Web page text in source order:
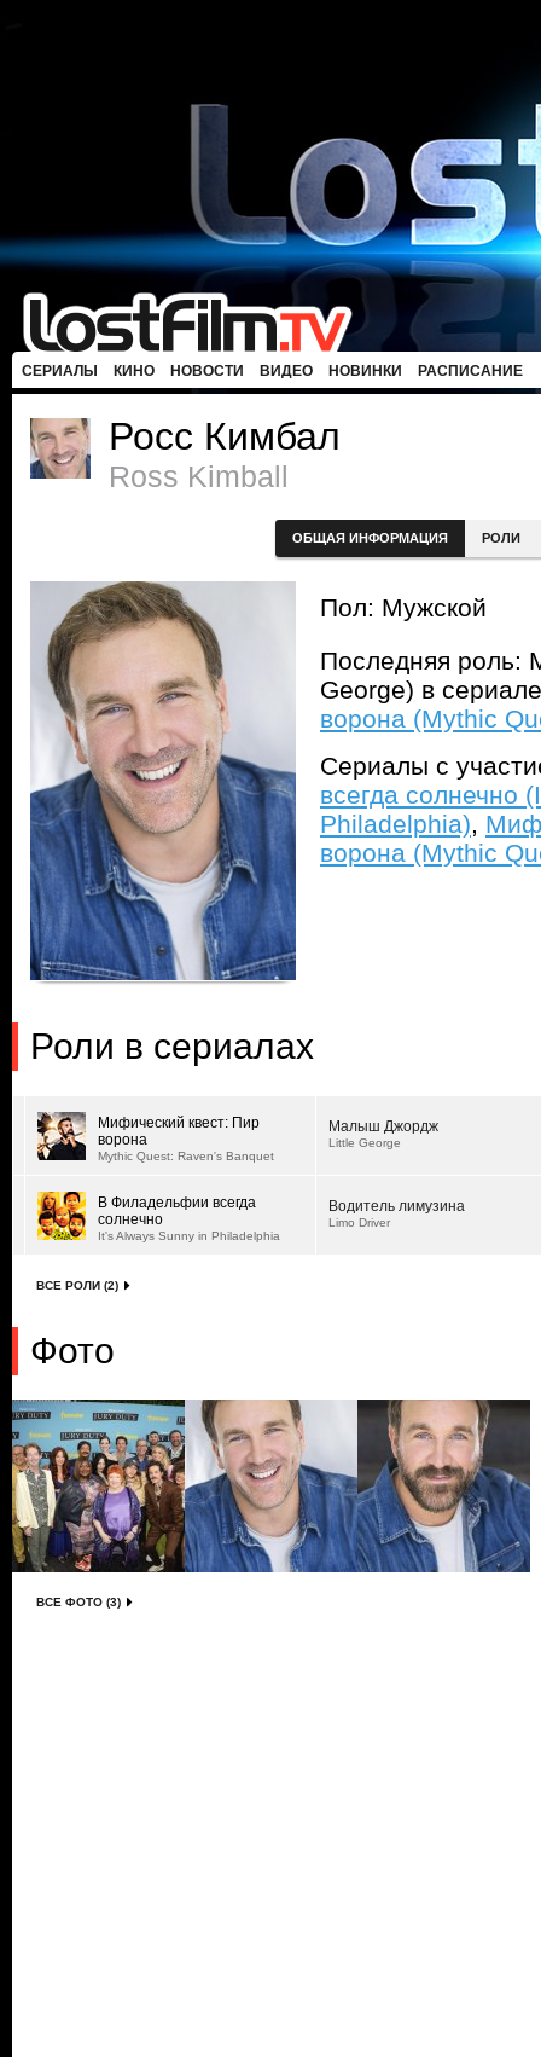
СЕРИАЛЫ КИНО НОВОСТИ ВИДЕО НОВИНКИ РАСПИСАНИЕ
Росс Кимбал
Ross Kimball
ОБЩАЯ ИНФОРМАЦИЯ РОЛИ
Пол: Мужской
Последняя
George) в
ворона (Mythic
Сериалы с
всегда солнечно
Philadelphia),
ворона (Mythic
Роли в сериалах
Мифический квест: Пир
ворона
Mythic Quest: Raven's Banquet
Малыш Джордж
Little George
В Филадельфии всегда
солнечно
It's Always Sunny in Philadelphia
Водитель лимузина
Limo Driver
ВСЕ РОЛИ (2)
Фото
ВСЕ ФОТО (3)